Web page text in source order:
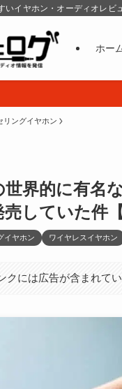
いイヤホン・オーディオレビ
ホー
リングイヤホン
世界的に有名
売していた件【
イヤホン ワイヤレスイヤホン
クには広告が含まれてい